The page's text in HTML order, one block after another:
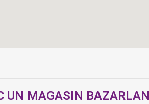
UN MAGASIN